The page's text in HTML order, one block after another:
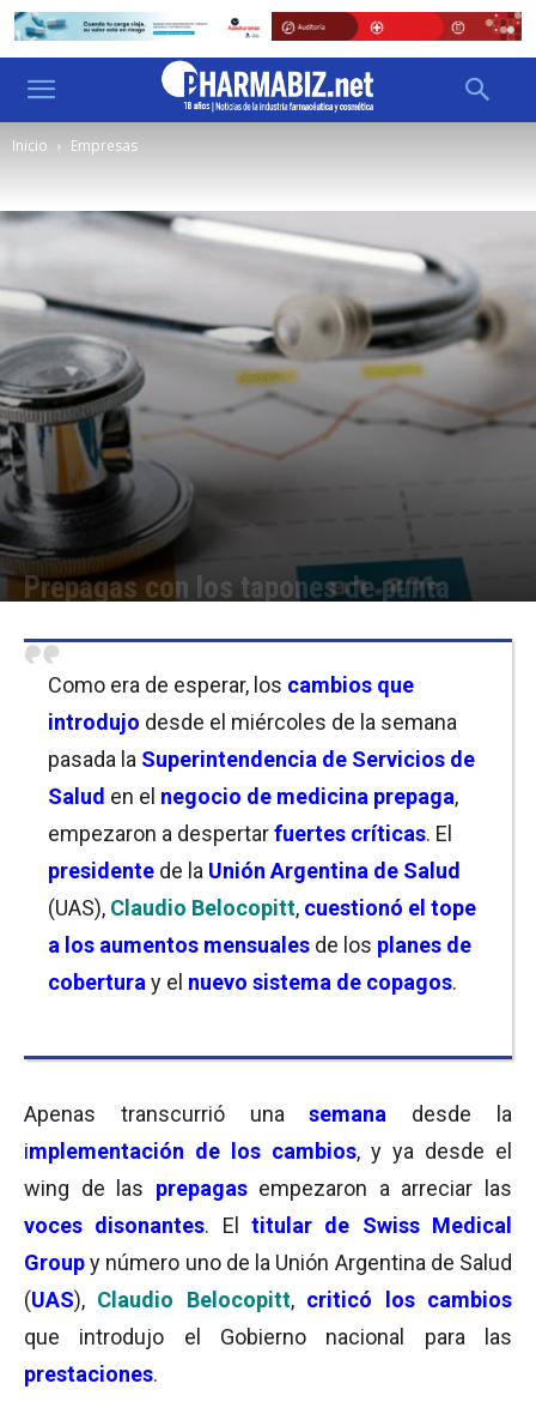
Inicio Empresas
Prepagas con los tapones de punta
Como era de esperar, los cambios que
introdujo desde el miércoles de la semana
pasada la Superintendencia de Servicios de
Salud en el negocio de medicina prepaga,
empezaron a despertarfuertes críticas. El
presidente de la Unión Argentina de Salud
(UAS), Claudio Belocopitt, cuestionó el tope
a los aumentos mensuales de los planes de
cobertura y el nuevo sistema de copagos.
Apenas transcurrió unasemana desde la
implementación de los cambios, y ya desde el
wing de las prepagasempezaron a arreciar las
voces disonantes. El
titular de Swiss Medical
Groupy número uno de la Unión Argentina de Salud
(UAS), Claudio Belocopitt,criticó los cambios
que introdujo el Gobierno nacional para las
prestaciones.